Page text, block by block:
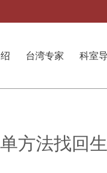
台湾专家 科室
方法找回